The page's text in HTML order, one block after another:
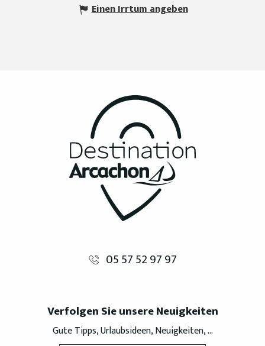
Einen Irrtum angeben
05 57 52 97 97
Verfolgen Sie unsere Neuigkeiten
Gute Tipps, Urlaubsideen, Neuigkeiten, ...